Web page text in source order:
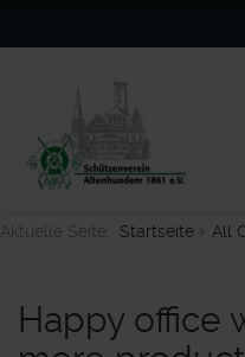
Aktuelle Seite: Startseite All
Happy office